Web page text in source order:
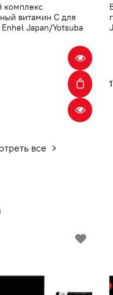
комплекс
витамин С для
Japan/Yotsuba
все